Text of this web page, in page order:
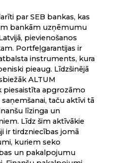
par SEB bankas, kas
bankām uzņēmumu
pievienošanos
Portfeļgarantijas ir
instruments, kura
pieaug. Līdzšinējā
ALTUM
piesaistīta apgrozāmo
taču aktīvi tā
līzinga un
Līdz šim aktīvākie
ir tirdzniecības jomā
kuriem seko
un pakalpojumu